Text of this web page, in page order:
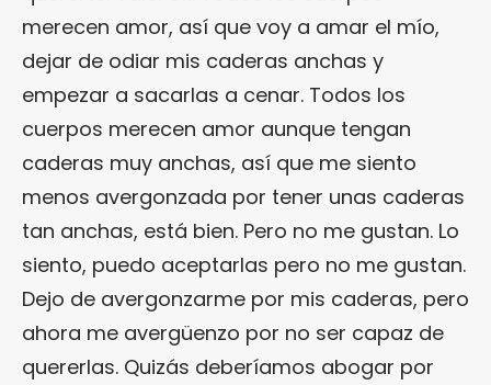
merecen amor, así que voy a amar el mío,
dejar de odiar mis caderas anchas y
empezar a sacarlas a cenar. Todos los
cuerpos merecen amor aunque tengan
caderas muy anchas, así que me siento
menos avergonzada por tener unas caderas
tan anchas, está bien. Pero no me gustan. Lo
siento, puedo aceptarlas pero no me gustan.
Dejo de avergonzarme por mis caderas, pero
ahora me avergüenzo por no ser capaz de
quererlas. Quizás deberíamos abogar por